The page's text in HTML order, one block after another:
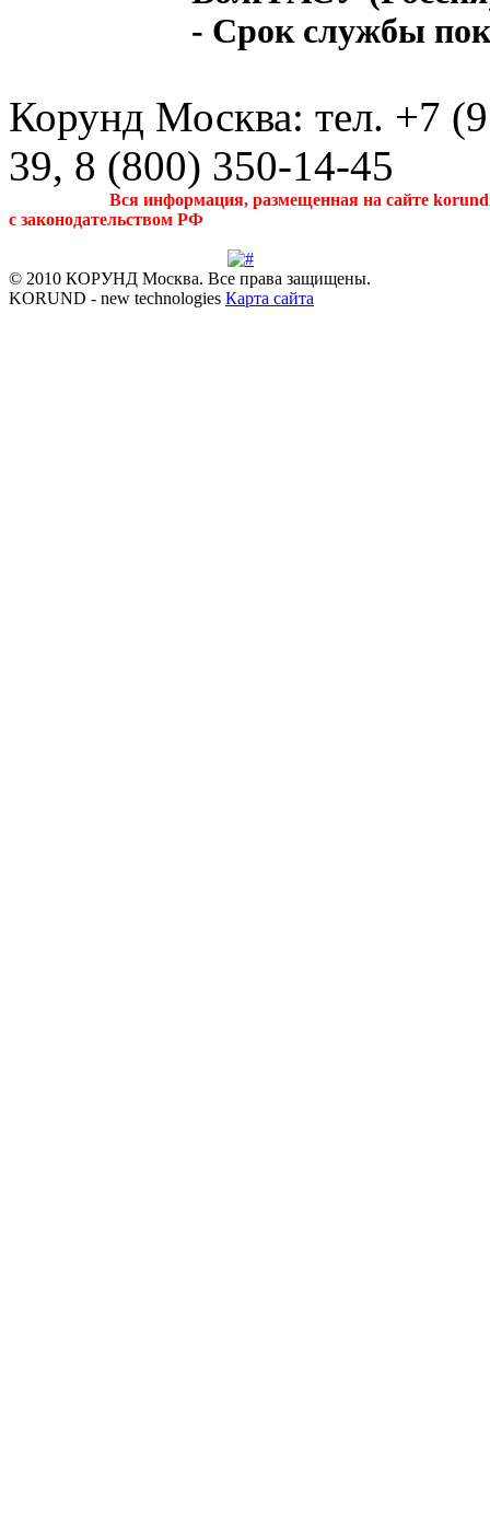
- Срок службы
Корунд Москва: тел. +7
39, 8 (800) 350-14-45
Вся информация, размещенная на сайте
с законодательством РФ
© 2010 КОРУНД Москва. Все права защищены.
KORUND - new technologies Карта сайта